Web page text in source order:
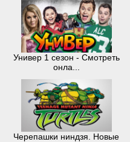
Универ 1 сезон - Смотреть
онла...
Черепашки ниндзя. Новые